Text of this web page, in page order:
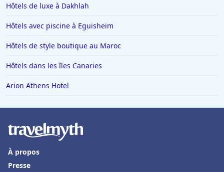
Hôtels de luxe à Dakhlah
Hôtels avec piscine à Eguisheim
Hôtels de style boutique au Maroc
Hôtels dans les îles Canaries
Arion Athens Hotel
À propos
Presse